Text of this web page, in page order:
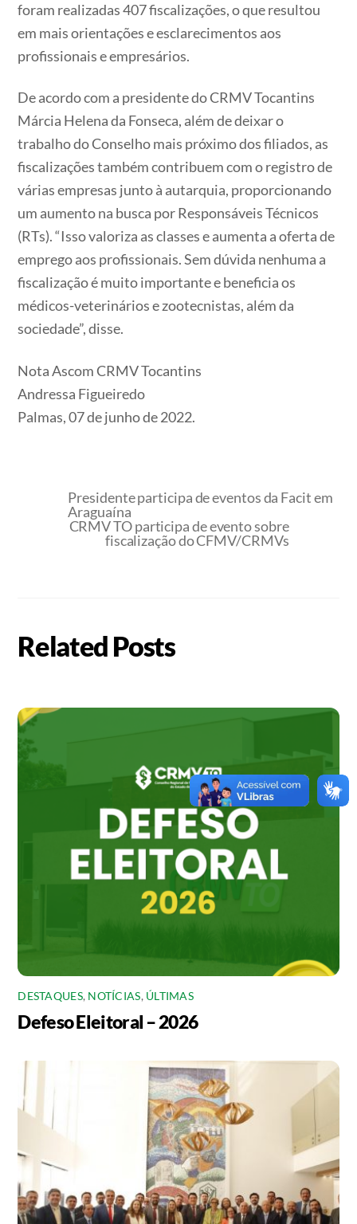
foram realizadas 407 fiscalizações, o que resultou
em mais orientações e esclarecimentos aos
profissionais e empresários.
De acordo com a presidente do CRMV Tocantins
Márcia Helena da Fonseca, além de deixar o
trabalho do Conselho mais próximo dos filiados, as
fiscalizações também contribuem com o registro de
várias empresas junto à autarquia, proporcionando
um aumento na busca por Responsáveis Técnicos
(RTs). “Isso valoriza as classes e aumenta a oferta de
emprego aos profissionais. Sem dúvida nenhuma a
fiscalização é muito importante e beneficia os
médicos-veterinários e zootecnistas, além da
sociedade”, disse.
Nota Ascom CRMV Tocantins
Andressa Figueiredo
Palmas, 07 de junho de 2022.
Presidente participa de eventos da Facit em
Araguaína
CRMV TO participa de evento sobre
fiscalização do CFMV/CRMVs
Related Posts
DESTAQUES, NOTÍCIAS, ÚLTIMAS
Defeso Eleitoral – 2026